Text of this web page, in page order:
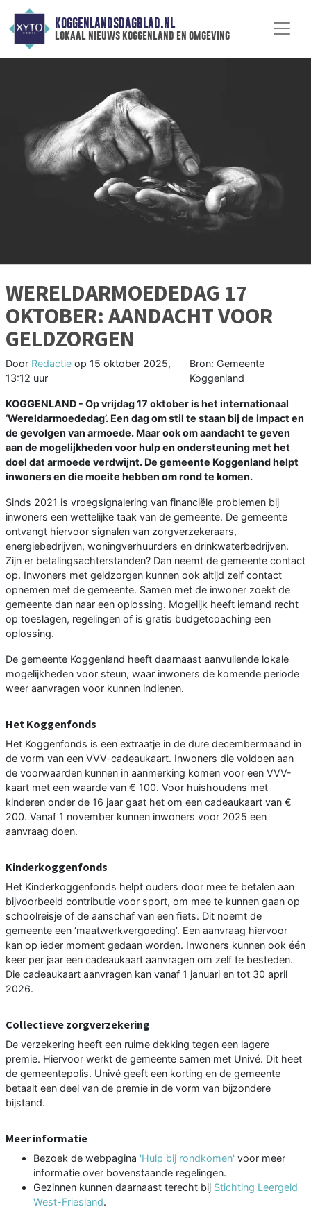
KOGGENLANDSDAGBLAD.NL
lokaal nieuws koggenland en omgeving
WERELDARMOEDEDAG 17
OKTOBER: AANDACHT VOOR
GELDZORGEN
Door Redactie op 15 oktober 2025,
13:12 uur
Bron: Gemeente
Koggenland
KOGGENLAND - Op vrijdag 17 oktober is het internationaal
‘Wereldarmoededag’. Een dag om stil te staan bij de impact en
de gevolgen van armoede. Maar ook om aandacht te geven
aan de mogelijkheden voor hulp en ondersteuning met het
doel dat armoede verdwijnt. De gemeente Koggenland helpt
inwoners en die moeite hebben om rond te komen.
Sinds 2021 is vroegsignalering van financiële problemen bij
inwoners een wettelijke taak van de gemeente. De gemeente
ontvangt hiervoor signalen van zorgverzekeraars,
energiebedrijven, woningverhuurders en drinkwaterbedrijven.
Zijn er betalingsachterstanden? Dan neemt de gemeente contact
op. Inwoners met geldzorgen kunnen ook altijd zelf contact
opnemen met de gemeente. Samen met de inwoner zoekt de
gemeente dan naar een oplossing. Mogelijk heeft iemand recht
op toeslagen, regelingen of is gratis budgetcoaching een
oplossing.
De gemeente Koggenland heeft daarnaast aanvullende lokale
mogelijkheden voor steun, waar inwoners de komende periode
weer aanvragen voor kunnen indienen.
Het Koggenfonds
Het Koggenfonds is een extraatje in de dure decembermaand in
de vorm van een VVV-cadeaukaart. Inwoners die voldoen aan
de voorwaarden kunnen in aanmerking komen voor een VVV-
kaart met een waarde van € 100. Voor huishoudens met
kinderen onder de 16 jaar gaat het om een cadeaukaart van €
200. Vanaf 1 november kunnen inwoners voor 2025 een
aanvraag doen.
Kinderkoggenfonds
Het Kinderkoggenfonds helpt ouders door mee te betalen aan
bijvoorbeeld contributie voor sport, om mee te kunnen gaan op
schoolreisje of de aanschaf van een fiets. Dit noemt de
gemeente een ‘maatwerkvergoeding’. Een aanvraag hiervoor
kan op ieder moment gedaan worden. Inwoners kunnen ook één
keer per jaar een cadeaukaart aanvragen om zelf te besteden.
Die cadeaukaart aanvragen kan vanaf 1 januari en tot 30 april
2026.
Collectieve zorgverzekering
De verzekering heeft een ruime dekking tegen een lagere
premie. Hiervoor werkt de gemeente samen met Univé. Dit heet
de gemeentepolis. Univé geeft een korting en de gemeente
betaalt een deel van de premie in de vorm van bijzondere
bijstand.
Meer informatie
Bezoek de webpagina 'Hulp bij rondkomen' voor meer
informatie over bovenstaande regelingen.
Gezinnen kunnen daarnaast terecht bij Stichting Leergeld
West-Friesland.